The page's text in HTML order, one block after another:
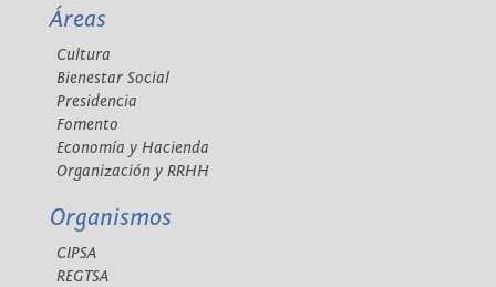
Áreas
Cultura
Bienestar Social
Presidencia
Fomento
Economía y Hacienda
Organización y RRHH
Organismos
CIPSA
REGTSA